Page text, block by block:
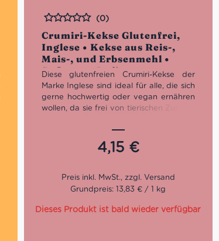
Crumiri-Kekse Glutenfrei,
Inglese • Kekse aus Reis-,
Mais-, und Erbsenmehl •
Süßes aus Italien
Bewertet
(0)
Diese glutenfreien Crumiri-Kekse der
Marke Inglese sind ideal für alle, die sich
gerne hochwertig oder vegan ernähren
wollen, da sie frei von tierischen Zutaten
italienischen Tradition, die auf keinem
Frühstückstisch fehlen sollten!
4,15 €
Grundpreis: 13,83 € / 1 kg
Dieses Produkt ist bald wieder verfügbar